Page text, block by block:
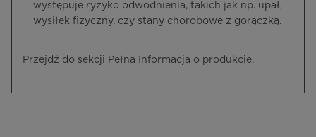
występuje ryzyko odwodnienia, takich jak np. upał,
wysiłek fizyczny, czy stany chorobowe z gorączką.
Przejdź do sekcji Pełna Informacja o produkcie.